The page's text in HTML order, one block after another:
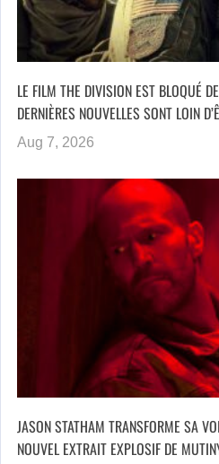
LE FILM THE DIVISION EST BLOQUÉ
DERNIÈRES NOUVELLES SONT LOIN
Aug 7, 2026
JASON STATHAM TRANSFORME SA
NOUVEL EXTRAIT EXPLOSIF DE